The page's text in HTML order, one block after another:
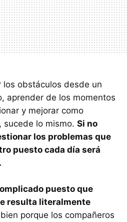
obstáculos desde un
aprender de los momentos
y mejorar como
sucede lo mismo. Si no
los problemas que
puesto cada día será
puesto que
resulta literalmente
porque los compañeros